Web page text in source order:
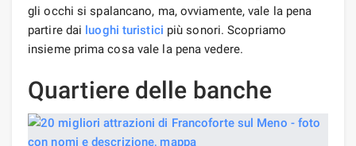
gli occhi si spalancano, ma, ovviamente, vale la pena
partire dai luoghi turistici più sonori. Scopriamo
insieme prima cosa vale la pena vedere.
Quartiere delle banche